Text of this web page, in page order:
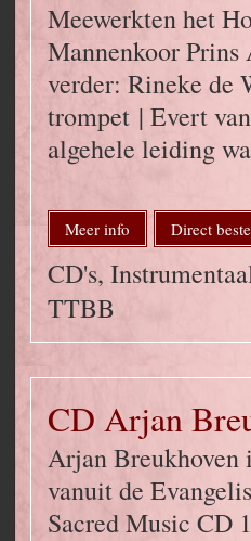
Meewerkten het
Mannenkoor
verder: Rineke de
trompet | Evert
algehele leiding
Meer info Direct
CD's,
TTBB
CD Arjan
Arjan Breukhoven
vanuit de
Sacred Music CD